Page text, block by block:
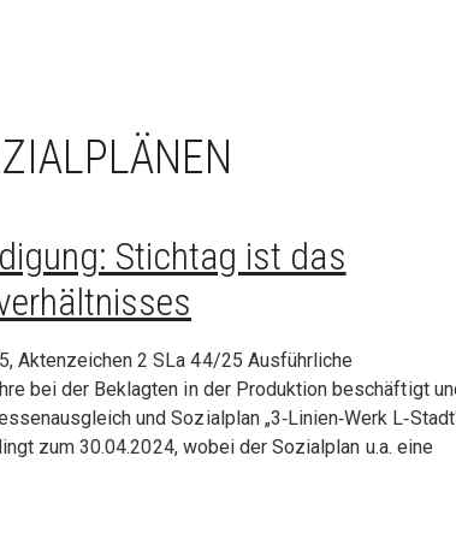
Stichtag ist das
Aktenzeichen 2 SLa 44/25 Ausführliche
bei der Beklagten in der Produktion beschäftigt
und Sozialplan „3‑Linien‑Werk
zum 30.04.2024, wobei der Sozialplan u.a. eine